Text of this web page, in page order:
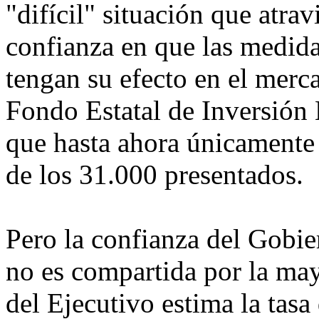
"difícil" situación que
confianza en que las
tengan su efecto en el
Fondo Estatal de
que hasta ahora
de los 31.000 presentados.
Pero la confianza del
no es compartida por la
del Ejecutivo estima la